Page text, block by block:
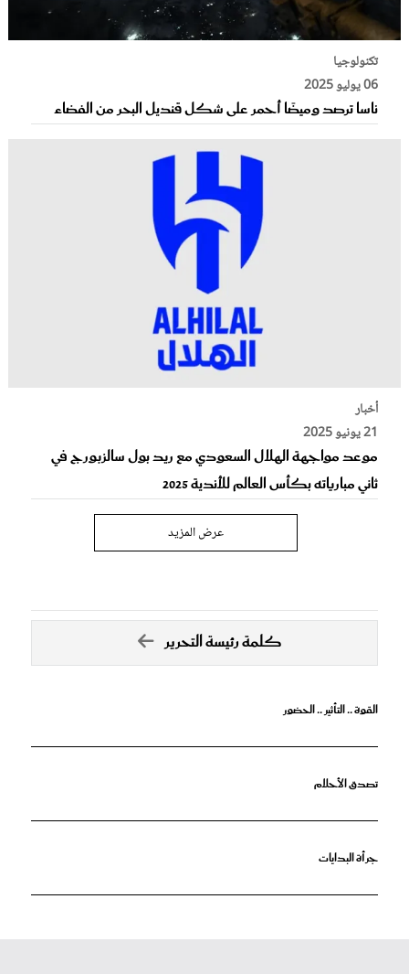
تكنولوجيا
06 يوليو 2025
ناسا ترصد وميضًا أحمر على شكل قنديل البحر من الفضاء
أخبار
21 يونيو 2025
موعد مواجهة الهلال السعودي مع ريد بول سالزبورج في
ثاني مبارياته بكأس العالم للأندية 2025
عرض المزيد
كلمة رئيسة التحرير
القوة .. التأثير .. الحضور
تصدق الأحلام
جرأة البدايات